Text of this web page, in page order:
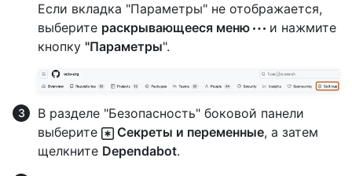
Если вкладка "Параметры" не отображается,
выберите раскрывающееся меню
и нажмите
кнопку "Параметры".
В разделе "Безопасность" боковой панели
выберите
Секреты и переменные, а затем
щелкните Dependabot.